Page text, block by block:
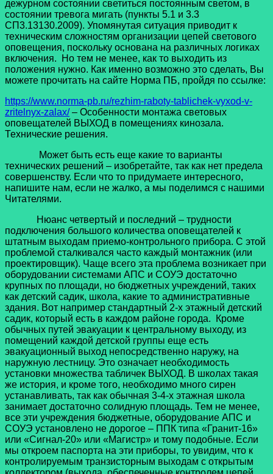
дежурном состоянии светиться постоянным светом, в
состоянии тревога мигать (пункты 5.1 и 3.3
СП3.13130.2009). Упомянутая ситуация приводит к
техническим сложностям организации цепей светового
оповещения, поскольку основана на различных логиках
включения. Но тем не менее, как то выходить из
положения нужно. Как именно возможно это сделать, Вы
можете прочитать на сайте Норма ПБ, пройдя по ссылке:
https://www.norma-pb.ru/rezhim-raboty-tablichek-vyxod-v-
zritelnyx-zalax/– Особенности монтажа световых
оповещателей ВЫХОД в помещениях кинозала.
Технические решения.
Может быть есть еще какие то варианты
технических решений – изобретайте, так как нет предела
совершенству. Если что то придумаете интересного,
напишите нам, если не жалко, а мы поделимся с нашими
Читателями.
Нюанс четвертый и последний – трудности
подключения большого количества оповещателей к
штатным выходам приемо-контрольного прибора. С этой
проблемой сталкивался часто каждый монтажник (или
проектировщик). Чаще всего эта проблема возникает при
оборудовании системами АПС и СОУЭ достаточно
крупных по площади, но бюджетных учреждений, таких
как детский садик, школа, какие то административные
здания. Вот например стандартный 2-х этажный детский
садик, который есть в каждом районе города. Кроме
обычных путей эвакуации к центральному выходу, из
помещений каждой детской группы еще есть
эвакуационный выход непосредственно наружу, на
наружную лестницу. Это означает необходимость
установки множества табличек ВЫХОД. В школах такая
же история, и кроме того, необходимо много сирен
устанавливать, так как обычная 3-4-х этажная школа
занимает достаточно солидную площадь. Тем не менее,
все эти учреждения бюджетные, оборудование АПС и
СОУЭ установлено не дорогое – ППК типа «Гранит-16»
или «Сигнал-20» или «Магистр» и тому подобные. Если
мы откроем паспорта на эти приборы, то увидим, что к
контролируемым транзисторным выходам с открытым